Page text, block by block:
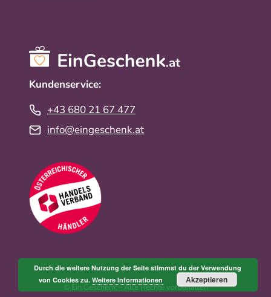
Kundenservice:
+43 680 21 67 477
info@eingeschenk.at
© Ein Geschenk – Alle Rechte vorbehalten
Durch die weitere Nutzung der Seite stimmst du der Verwendung
von Cookies zu. Weitere Informationen Akzeptieren